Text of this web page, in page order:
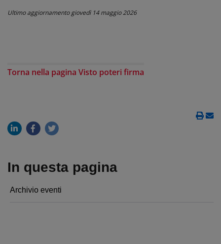
Ultimo aggiornamentogiovedì 14 maggio 2026
Torna nella pagina Visto poteri firma
In questa pagina
Archivio eventi